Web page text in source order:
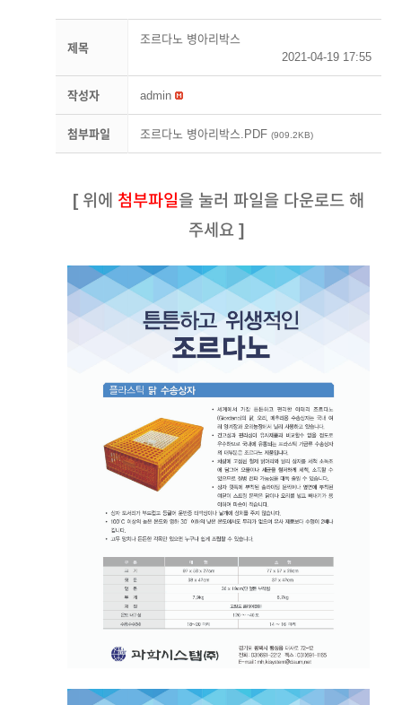
제목
조르다노 병아리박스
2021-04-19 17:55
작성자 admin
첨부파일 조르다노 병아리박스.PDF(909.2KB)
[ 위에 첨부파일을 눌러 파일을 다운로드 해
주세요 ]